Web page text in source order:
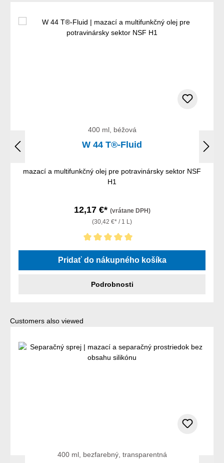
400 ml, béžová
W 44 T®-Fluid
‌mazací a multifunkčný olej pre potravinársky sektor NSF
H1
12,17 €* (vrátane DPH)
(30,42 €* / 1 L)
Priemerné hodnotenie 5 z 5 hviezdičiek
Pridať do nákupného košíka
Podrobnosti
Preskočiť galériu produktov
Customers also viewed
400 ml, bezfarebný, transparentná